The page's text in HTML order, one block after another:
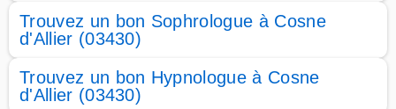
Trouvez un bon Sophrologue à Cosne
d'Allier (03430)
Trouvez un bon Hypnologue à Cosne
d'Allier (03430)